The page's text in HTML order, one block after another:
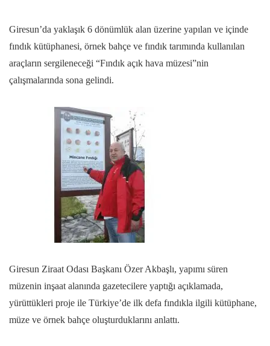
Giresun’da yaklaşık 6 dönümlük alan üzerine yapılan ve içinde
fındık kütüphanesi, örnek bahçe ve fındık tarımında kullanılan
araçların sergileneceği “Fındık açık hava müzesi”nin
çalışmalarında sona gelindi.
Giresun Ziraat Odası Başkanı Özer Akbaşlı, yapımı süren
müzenin inşaat alanında gazetecilere yaptığı açıklamada,
yürüttükleri proje ile Türkiye’de ilk defa fındıkla ilgili kütüphane,
müze ve örnek bahçe oluşturduklarını anlattı.